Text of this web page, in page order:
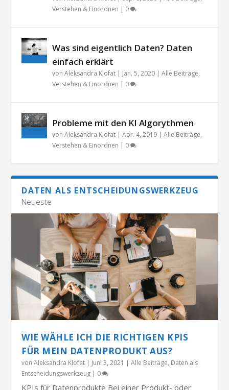
Verstehen & Einordnen | 0
Was sind eigentlich Daten? Daten
einfach erklärt
vonAleksandra Klofat | Jan. 5, 2020 |Alle Beiträge,
Verstehen & Einordnen | 0
Probleme mit den KI Algorythmen
vonAleksandra Klofat |Apr. 4, 2019 |Alle Beiträge,
Verstehen & Einordnen | 0
DATEN ALS ENTSCHEIDUNGSWERKZEUG
Neueste
WIE WÄHLE ICH DIE RICHTIGEN KPIS
FÜR MEIN DATENPRODUKT AUS?
vonAleksandra Klofat | Juni 3, 2021 |Alle Beiträge, Daten als
Entscheidungswerkzeug | 0
KPIs für Datenprodukte Bei einer Produkt- oder